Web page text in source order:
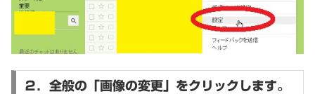
２．全般の「画像の変更」をクリックします。